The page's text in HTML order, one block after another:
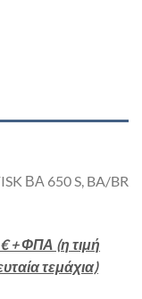
ΒΑ 650 S, BA/BR
+ ΦΠΑ (η τιμή
τεμάχια)